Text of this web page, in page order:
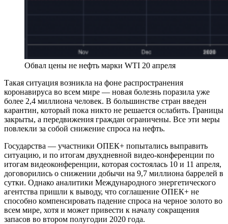
Обвал цены не нефть марки WTI 20 апреля
Такая ситуация возникла на фоне распространения
коронавируса во всем мире — новая болезнь поразила уже
более 2,4 миллиона человек. В большинстве стран введен
карантин, который пока никто не решается ослабить. Границы
закрыты, а передвижения граждан ограничены. Все эти меры
повлекли за собой снижение спроса на нефть.
Государства — участники ОПЕК+ попытались выправить
ситуацию, и по итогам двухдневной видео-конференции по
итогам видеоконференции, которая состоялась 10 и 11 апреля,
договорились о снижении добычи на 9,7 миллиона баррелей в
сутки. Однако аналитики Международного энергетического
агентства пришли к выводу, что соглашение ОПЕК+ не
способно компенсировать падение спроса на черное золото во
всем мире, хотя и может привести к началу сокращения
запасов во втором полугодии 2020 года.